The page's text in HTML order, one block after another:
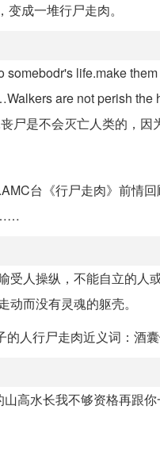
成一堆行尸走肉。
somebodr's life.make
are not perish the
尸是不会灭亡人类的，因
台《行尸走肉》前情
……
人操纵，不能自立的人
而没有灵魂的躯壳。
人行尸走肉近义词：酒
高水长我不够资格再跟你